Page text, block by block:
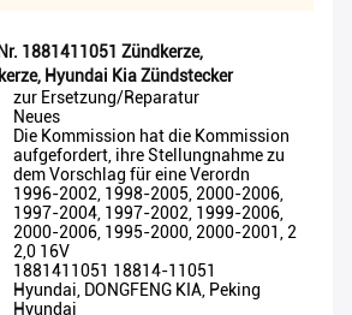
1881411051 Zündkerze,
, Hyundai Kia Zündstecker
zur Ersetzung/Reparatur
Neues
Die Kommission hat die Kommission
aufgefordert, ihre Stellungnahme zu
dem Vorschlag für eine Verordn
1996-2002, 1998-2005, 2000-2006,
1997-2004, 1997-2002, 1999-2006,
2000-2006, 1995-2000, 2000-2001, 2
2,0 16V
1881411051 18814-11051
Hyundai, DONGFENG KIA, Peking
Hyundai